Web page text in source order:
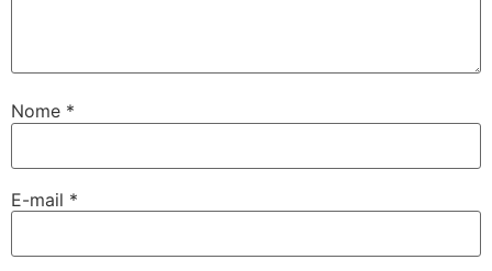
Nome *
E-mail *